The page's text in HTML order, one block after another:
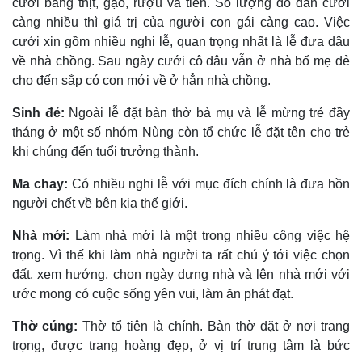
cưới bằng thịt, gạo, rượu và tiền. Số lượng đồ dẫn cưới
càng nhiều thì giá trị của người con gái càng cao. Việc
cưới xin gồm nhiều nghi lễ, quan trọng nhất là lễ đưa dâu
về nhà chồng. Sau ngày cưới cô dâu vẫn ở nhà bố mẹ đẻ
cho đến sắp có con mới về ở hẳn nhà chồng.
Sinh đẻ: Ngoài lễ đặt bàn thờ bà mụ và lễ mừng trẻ đầy
tháng ở một số nhóm Nùng còn tổ chức lễ đặt tên cho trẻ
khi chúng đến tuổi trưởng thành.
Ma chay: Có nhiều nghi lễ với mục đích chính là đưa hồn
người chết về bên kia thế giới.
Nhà mới: Làm nhà mới là một trong nhiều công việc hệ
trọng. Vì thế khi làm nhà người ta rất chú ý tới việc chọn
đất, xem hướng, chọn ngày dựng nhà và lên nhà mới với
ước mong có cuộc sống yên vui, làm ăn phát đạt.
Thờ cúng: Thờ tổ tiên là chính. Bàn thờ đặt ở nơi trang
trọng, được trang hoàng đẹp, ở vị trí trung tâm là bức